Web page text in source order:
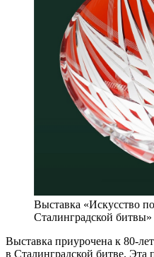
Выставка «Искусство
Сталинградской битвы»
Выставка приурочена к 80-
в Сталинградской битве. Эта